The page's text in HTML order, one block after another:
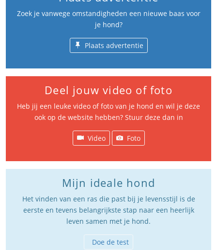
Zoek je vanwege omstandigheden een nieuwe baas voor
je hond?
Plaats advertentie
Deel jouw video of foto
Heb jij een leuke video of foto van je hond en wil je deze
ook op de website hebben? Stuur deze dan in
Video Foto
Mijn ideale hond
Het vinden van een ras die past bij je levensstijl is de
eerste en tevens belangrijkste stap naar een heerlijk
leven samen met je hond.
Doe de test